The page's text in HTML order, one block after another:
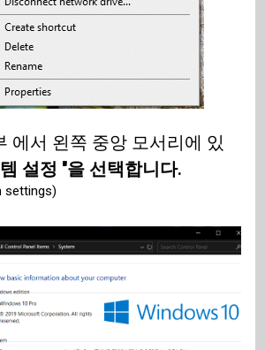
에서 왼쪽 중앙 모서리에 있
설정 "을 선택합니다.
settings)